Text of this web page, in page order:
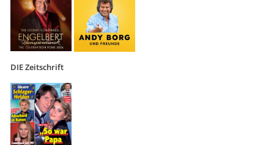
DIE Zeitschrift